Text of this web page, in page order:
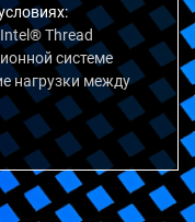
Thread
системе
нагрузки между